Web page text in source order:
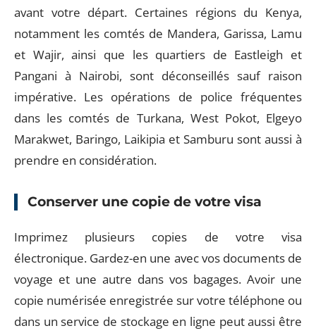
avant votre départ. Certaines régions du Kenya,
notamment les comtés de Mandera, Garissa, Lamu
et Wajir, ainsi que les quartiers de Eastleigh et
Pangani à Nairobi, sont déconseillés sauf raison
impérative. Les opérations de police fréquentes
dans les comtés de Turkana, West Pokot, Elgeyo
Marakwet, Baringo, Laikipia et Samburu sont aussi à
prendre en considération.
Conserver une copie de votre visa
Imprimez plusieurs copies de votre visa
électronique. Gardez-en une avec vos documents de
voyage et une autre dans vos bagages. Avoir une
copie numérisée enregistrée sur votre téléphone ou
dans un service de stockage en ligne peut aussi être